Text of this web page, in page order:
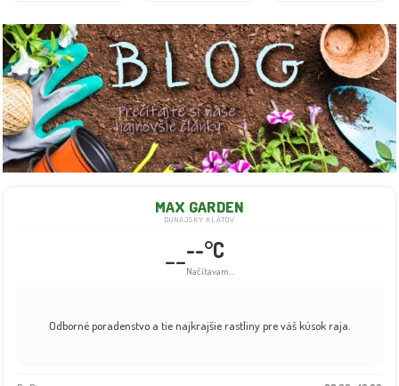
MAX GARDEN
DUNAJSKÝ KLÁTOV
----°C
Načítavam...
Odborné poradenstvo a tie najkrajšie rastliny pre váš kúsok raja.